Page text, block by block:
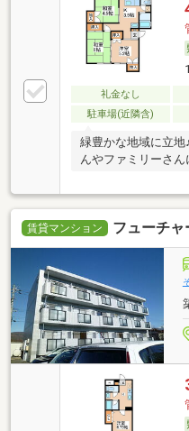
礼金なし
駐車場(近隣含)
緑豊かな地域に立地
んやファミリーさ
賃貸マンション フューチャ